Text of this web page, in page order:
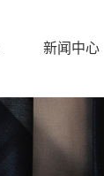
新闻中心